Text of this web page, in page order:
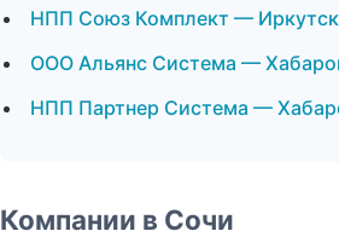
НПП Союз Комплект — Иркутск
ООО Альянс Система —
НПП Партнер Система —
Компании в Сочи